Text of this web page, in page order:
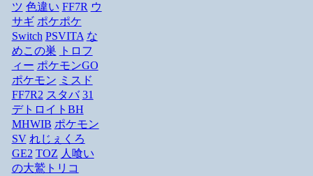
ツ 色違い FF7R ウ
サギ ポケポケ
Switch PSVITA な
めこの巣
トロフ
ィー ポケモンGO
ポケモン ミスド
FF7R2 スタバ 31
デトロイトBH
MHWIB ポケモン
SV れじぇくろ
GE2 TOZ 人喰い
の大鷲トリコ